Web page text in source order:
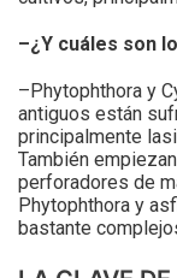
–¿Y cuáles son
–Phytophthora y
antiguos están
principalmente
También
perforadores de
Phytophthora y
bastante